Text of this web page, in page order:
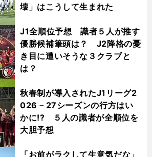
壊」はこうして生まれた
J1全順位予想 識者５人が推す
優勝候補筆頭は？ J2降格の憂
き目に遭いそうな３クラブと
は？
秋春制が導入されたJ1リーグ2
026－27シーズンの行方はい
かに!? ５人の識者が全順位を
大胆予想
「お前がラクして生意気だな」